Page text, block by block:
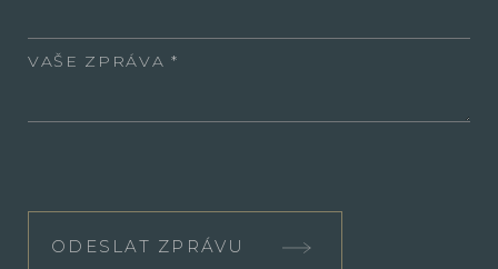
VAŠE ZPRÁVA
ODESLAT ZPRÁVU